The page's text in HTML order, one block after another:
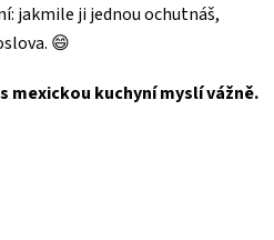
jakmile ji jednou ochutnáš,
😄
mexickou kuchyní myslí vážně.